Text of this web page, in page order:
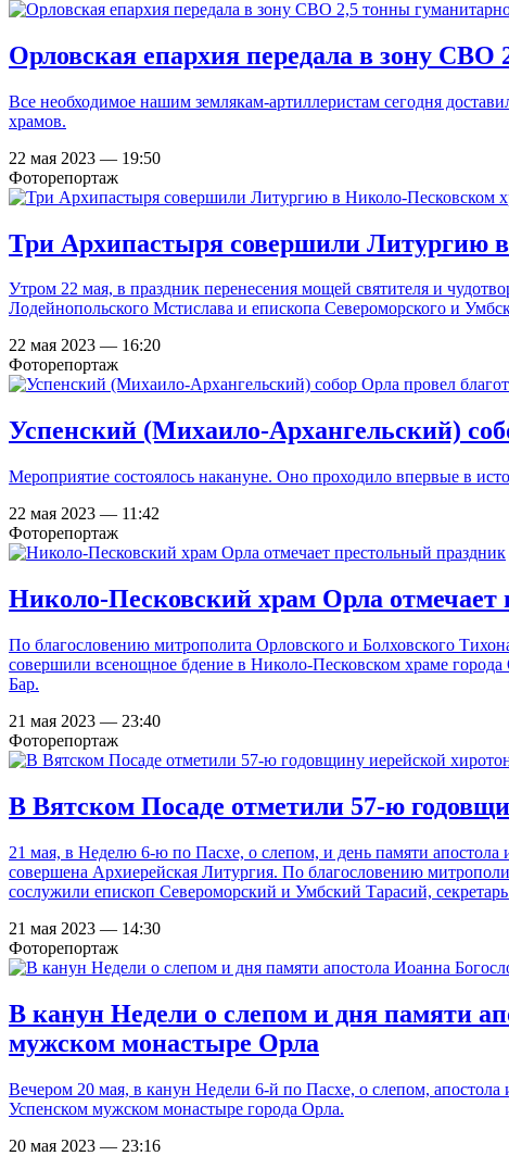
Орловская епархия передала в зону СВО
Все необходимое нашим землякам-артиллеристам сегодня
храмов.
22 мая 2023 — 19:50
Фоторепортаж
Три Архипастыря совершили Литургию в
Утром 22 мая, в праздник перенесения мощей святителя и
Лодейнопольского Мстислава и епископа Североморского и
22 мая 2023 — 16:20
Фоторепортаж
Успенский (Михаило-Архангельский)
Мероприятие состоялось накануне. Оно проходило впервые в
22 мая 2023 — 11:42
Фоторепортаж
Николо-Песковский храм Орла отмечает
По благословению митрополита Орловского и Болховского
совершили всенощное бдение в Николо-Песковском храме
Бар.
21 мая 2023 — 23:40
Фоторепортаж
В Вятском Посаде отметили 57-ю
21 мая, в Неделю 6-ю по Пасхе, о слепом, и день памяти апостола
совершена Архиерейская Литургия. По благословению
сослужили епископ Североморский и Умбский Тарасий,
21 мая 2023 — 14:30
Фоторепортаж
В канун Недели о слепом и дня памяти
мужском монастыре Орла
Вечером 20 мая, в канун Недели 6-й по Пасхе, о слепом,
Успенском мужском монастыре города Орла.
20 мая 2023 — 23:16